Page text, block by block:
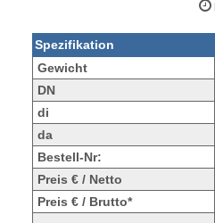
Spezifikation
Gewicht
DN
di
da
Bestell-Nr:
Preis € / Netto
Preis € / Brutto*